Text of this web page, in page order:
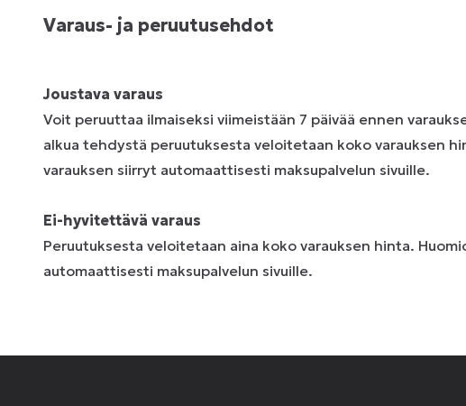
Varaus- ja peruutusehdot
Joustava varaus
Voit peruuttaa ilmaiseksi viimeistään 7 päivää ennen
alkua tehdystä peruutuksesta veloitetaan koko varauksen
varauksen siirryt automaattisesti maksupalvelun sivuille.
Ei-hyvitettävä varaus
Peruutuksesta veloitetaan aina koko varauksen hinta.
automaattisesti maksupalvelun sivuille.